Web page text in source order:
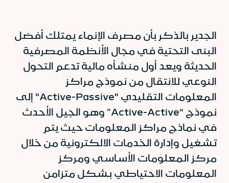
الجدير بالذكر بأن مصرف الإنماء يمتلك أفضل
البنى التحتية في مجال الأنظمة المصرفية
الحديثة ويعد أول منشأه مالية تدعم التحول
النوعي للانتقال من نموذج مراكز
المعلومات التقليدي "Active-Passive" إلى
نموذج “Active-Active” وهو الجيل الأحدث
في نماذج مراكز المعلومات حيث يتم
تشغيل وإدارة الخدمات الالكترونية من خلال
مركز المعلومات الأساسي ومركز
المعلومات الاحتياطي بشكل متزامن